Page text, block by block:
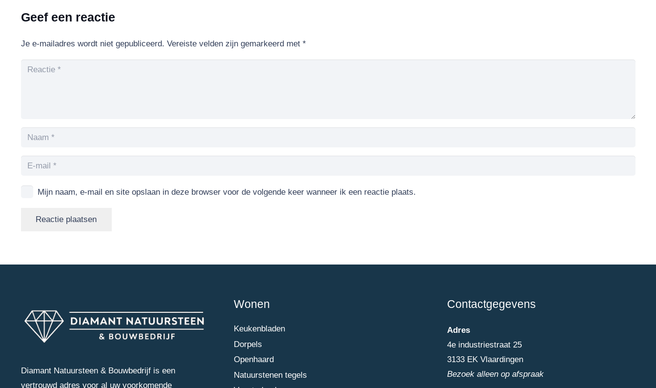
Geef een reactie
Je e-mailadres wordt niet gepubliceerd. Vereiste velden zijn gemarkeerd met *
Mijn naam, e-mail en site opslaan in deze browser voor de volgende keer wanneer ik een reactie plaats.
Reactie plaatsen
Diamant Natuursteen & Bouwbedrijf is een
vertrouwd adres voor al uw voorkomende
Wonen
Keukenbladen
Dorpels
Openhaard
Natuurstenen tegels
Contactgegevens
Adres
4e industriestraat 25
3133 EK Vlaardingen
Bezoek alleen op afspraak